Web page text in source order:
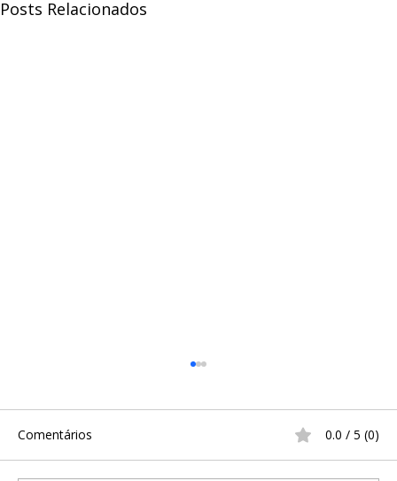
Posts Relacionados
Comentários 0.0 / 5 (0)